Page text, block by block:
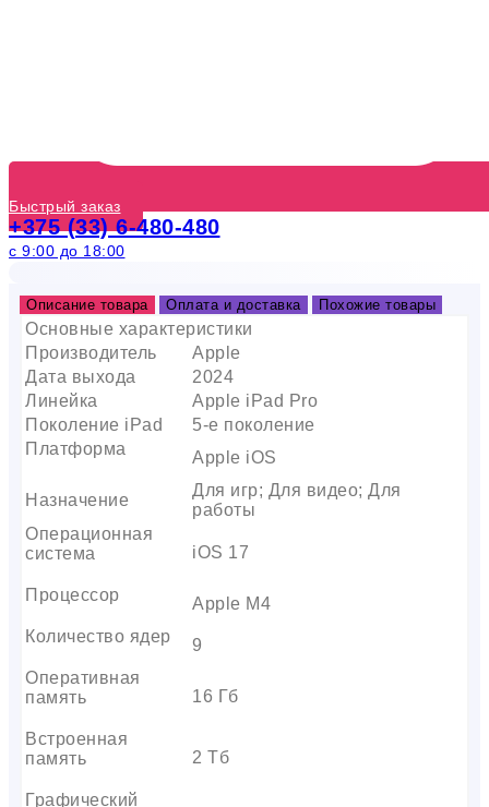
Быстрый заказ
+375 (33) 6-480-480
с 9:00 до 18:00
Описание товара Оплата и доставка Похожие товары
Основные характеристики
Производитель
Apple
Дата выхода
2024
Линейка
Apple iPad Pro
Поколение iPad
5-е поколение
Платформа
Apple iOS
Назначение
Для игр; Для видео; Для
работы
Операционная
система
iOS 17
Процессор
Apple M4
Количество ядер
9
Оперативная
память
16 Гб
Встроенная
память
2 Тб
Графический